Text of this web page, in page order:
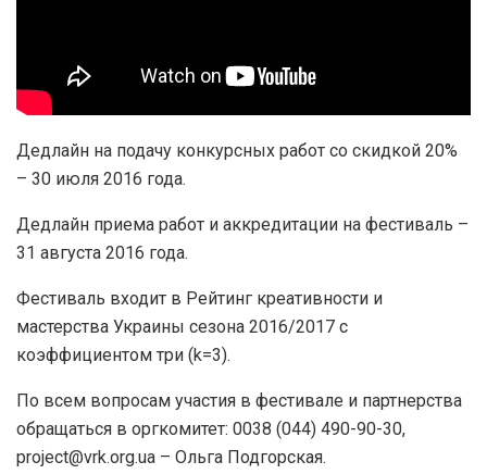
Дедлайн на подачу конкурсных работ со скидкой 20%
– 30 июля 2016 года.
Дедлайн приема работ и аккредитации на фестиваль –
31 августа 2016 года.
Фестиваль входит в Рейтинг креативности и
мастерства Украины сезона 2016/2017 с
коэффициентом три (k=3).
По всем вопросам участия в фестивале и партнерства
обращаться в оргкомитет: 0038 (044) 490-90-30,
project@vrk.org.ua – Ольга Подгорская.